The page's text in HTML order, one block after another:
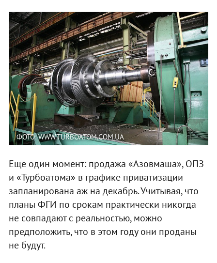
ФОТО: WWW.TURBOATOM.COM.UA
Еще один момент: продажа «Азовмаша», ОПЗ
и «Турбоатома» в графике приватизации
запланирована аж на декабрь. Учитывая, что
планы ФГИ по срокам практически никогда
не совпадают с реальностью, можно
предположить, что в этом году они проданы
не будут.